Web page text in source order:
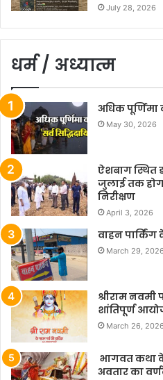
July 28, 2026
धर्म / अध्यात्म
अधिक पूर्णिमा
May 30, 2026
ऐशबाग स्थित
जुलाई तक
निरीक्षण
April 3, 2026
वाहन
March 29, 2026
श्रीराम
शांतिपूर्ण
March 26, 2026
भागवत कथा
अवतार का